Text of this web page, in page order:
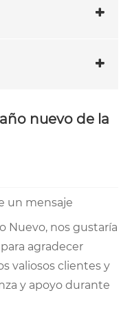
nuevo de la
un mensaje
Nuevo, nos gustaría
agradecer
valiosos clientes y
y apoyo durante